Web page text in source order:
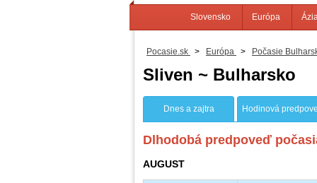
Slovensko Európa
Pocasie.sk > Európa > Počasie
Sliven ~ Bulharsko
Dnes a zajtra Hodinová
Dlhodobá predpoveď
AUGUST